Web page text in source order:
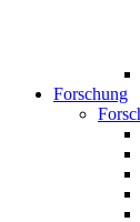
Forschung